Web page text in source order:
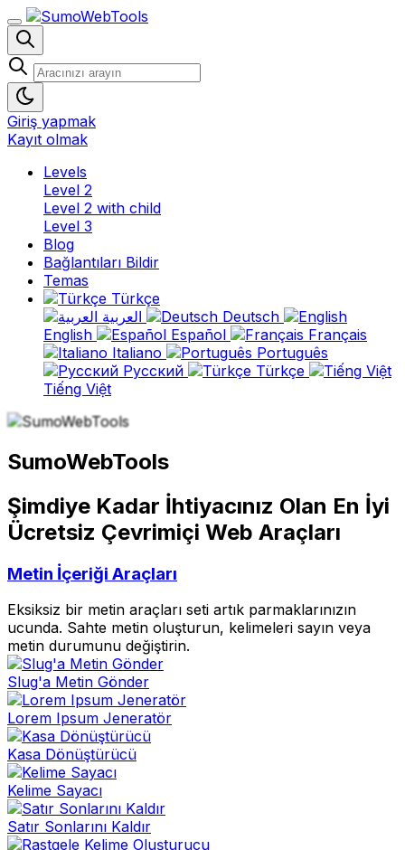
Giriş yapmak
Kayıt olmak
Levels
Level 2
Level 2 with child
Level 3
Blog
Bağlantıları Bildir
Temas
Türkçe
Deutsch
English
Español
Français
Italiano
Português
Русский
Türkçe
Tiếng Việt
SumoWebTools
Şimdiye Kadar İhtiyacınız Olan En İyi
Ücretsiz Çevrimiçi Web Araçları
Metin İçeriği Araçları
Eksiksiz bir metin araçları seti artık parmaklarınızın
ucunda. Sahte metin oluşturun, kelimeleri sayın veya
metin durumunu değiştirin.
Slug'a Metin Gönder
Lorem Ipsum Jeneratör
Kasa Dönüştürücü
Kelime Sayacı
Satır Sonlarını Kaldır